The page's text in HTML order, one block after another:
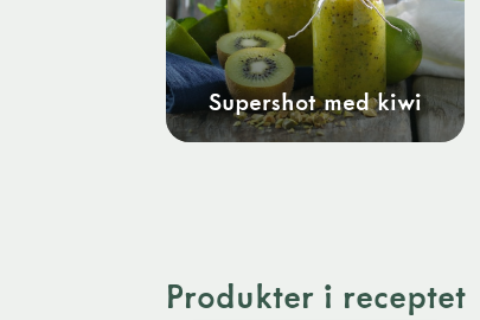
Supershot med kiwi
Produkter i receptet